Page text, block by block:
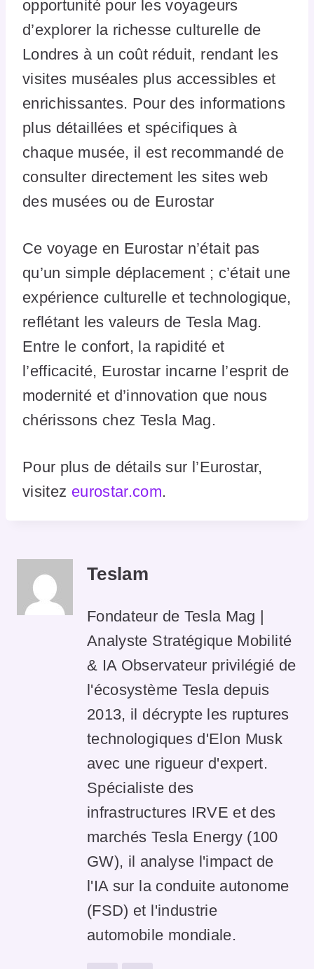
opportunité pour les voyageurs
d’explorer la richesse culturelle de
Londres à un coût réduit, rendant les
visites muséales plus accessibles et
enrichissantes. Pour des informations
plus détaillées et spécifiques à
chaque musée, il est recommandé de
consulter directement les sites web
des musées ou de Eurostar​
Ce voyage en Eurostar n’était pas
qu’un simple déplacement ; c’était une
expérience culturelle et technologique,
reflétant les valeurs de Tesla Mag.
Entre le confort, la rapidité et
l’efficacité, Eurostar incarne l’esprit de
modernité et d’innovation que nous
chérissons chez Tesla Mag.
Pour plus de détails sur l’Eurostar,
visitez eurostar.com.
Teslam
Fondateur de Tesla Mag |
Analyste Stratégique Mobilité
& IA Observateur privilégié de
l'écosystème Tesla depuis
2013, il décrypte les ruptures
technologiques d'Elon Musk
avec une rigueur d'expert.
Spécialiste des
infrastructures IRVE et des
marchés Tesla Energy (100
GW), il analyse l'impact de
l'IA sur la conduite autonome
(FSD) et l'industrie
automobile mondiale.